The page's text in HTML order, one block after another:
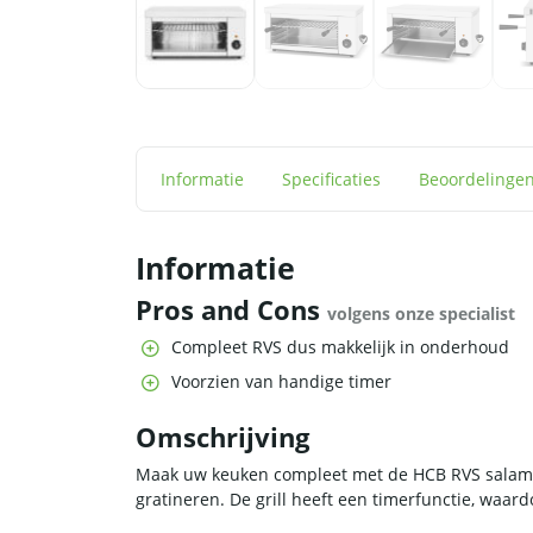
Informatie Specificaties
Informatie
Pros and Cons volgens onze specialist
Compleet RVS dus makkelijk in onderhoud
Voorzien van handige timer
Omschrijving
Maak uw keuken compleet met de HCB RVS
gratineren. De grill heeft een timerfunctie,